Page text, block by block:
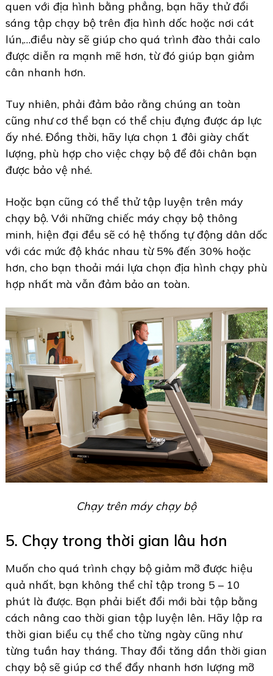
quen với địa hình bằng phẳng, bạn hãy thử đổi
sáng tập chạy bộ trên địa hình dốc hoặc nơi cát
lún,…điều này sẽ giúp cho quá trình đào thải calo
được diễn ra mạnh mẽ hơn, từ đó giúp bạn giảm
cân nhanh hơn.
Tuy nhiên, phải đảm bảo rằng chúng an toàn
cũng như cơ thể bạn có thể chịu đựng được áp lực
ấy nhé. Đồng thời, hãy lựa chọn 1 đôi giày chất
lượng, phù hợp cho việc chạy bộ để đôi chân bạn
được bảo vệ nhé.
Hoặc bạn cũng có thể thử tập luyện trên máy
chạy bộ. Với những chiếc máy chạy bộ thông
minh, hiện đại đều sẽ có hệ thống tự động dân dốc
với các mức độ khác nhau từ 5% đến 30% hoặc
hơn, cho bạn thoải mái lựa chọn địa hình chạy phù
hợp nhất mà vẫn đảm bảo an toàn.
Chạy trên máy chạy bộ
5. Chạy trong thời gian lâu hơn
Muốn cho quá trình chạy bộ giảm mỡ được hiệu
quả nhất, bạn không thể chỉ tập trong 5 – 10
phút là được. Bạn phải biết đổi mới bài tập bằng
cách nâng cao thời gian tập luyện lên. Hãy lập ra
thời gian biểu cụ thể cho từng ngày cũng như
từng tuần hay tháng. Thay đổi tăng dần thời gian
chạy bộ sẽ giúp cơ thể đẩy nhanh hơn lượng mỡ